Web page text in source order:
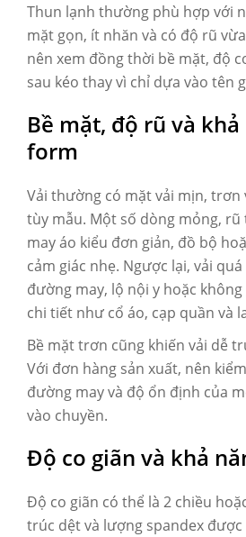
Thun lạnh thường phù hợp với
mặt gọn, ít nhăn và có độ rũ
nên xem đồng thời bề mặt, độ
sau kéo thay vì chỉ dựa vào tên
Bề mặt, độ rũ và
form
Vải thường có mặt vải mịn, trơn
tùy mẫu. Một số dòng mỏng,
may áo kiểu đơn giản, đồ bộ
cảm giác nhẹ. Ngược lại, vải
đường may, lộ nội y hoặc
chi tiết như cổ áo, cạp quần và
Bề mặt trơn cũng khiến vải dễ
Với đơn hàng sản xuất, nên
đường may và độ ổn định của
vào chuyền.
Độ co giãn và khả
Độ co giãn có thể là 2 chiều
trúc dệt và lượng spandex được